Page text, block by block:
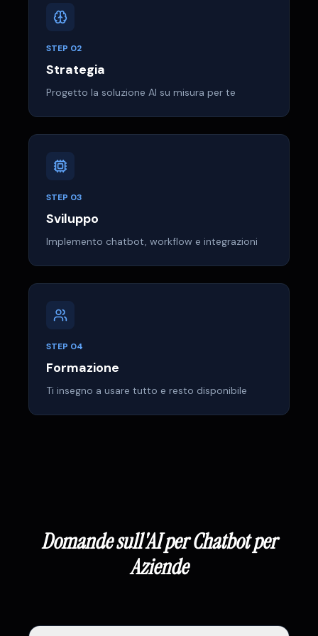
STEP 02
Strategia
Progetto la soluzione AI su misura per te
STEP 03
Sviluppo
Implemento chatbot, workflow e integrazioni
STEP 04
Formazione
Ti insegno a usare tutto e resto disponibile
Domande sull'AIper Chatbot per
Aziende